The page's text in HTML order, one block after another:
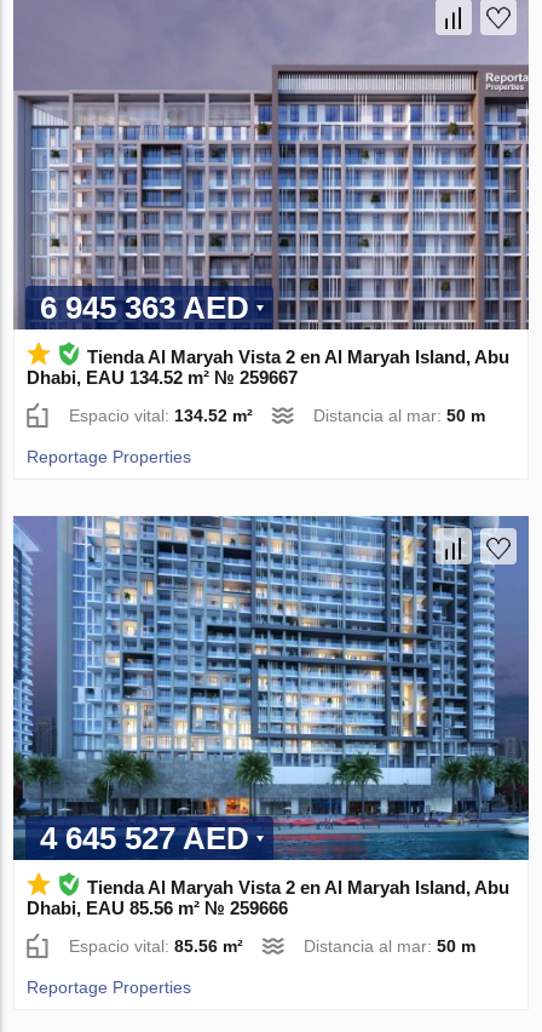
6 945 363 AED
Tienda Al Maryah Vista 2 en Al Maryah Island, Abu
Dhabi, EAU 134.52 m² № 259667
Espacio vital:134.52 m² Distancia al mar:50 m
Reportage Properties
4 645 527 AED
Tienda Al Maryah Vista 2 en Al Maryah Island, Abu
Dhabi, EAU 85.56 m² № 259666
Espacio vital:85.56 m² Distancia al mar:50 m
Reportage Properties